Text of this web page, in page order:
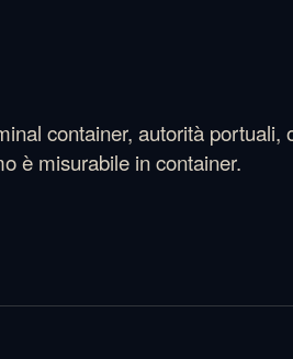
container, autorità portuali,
è misurabile in container.